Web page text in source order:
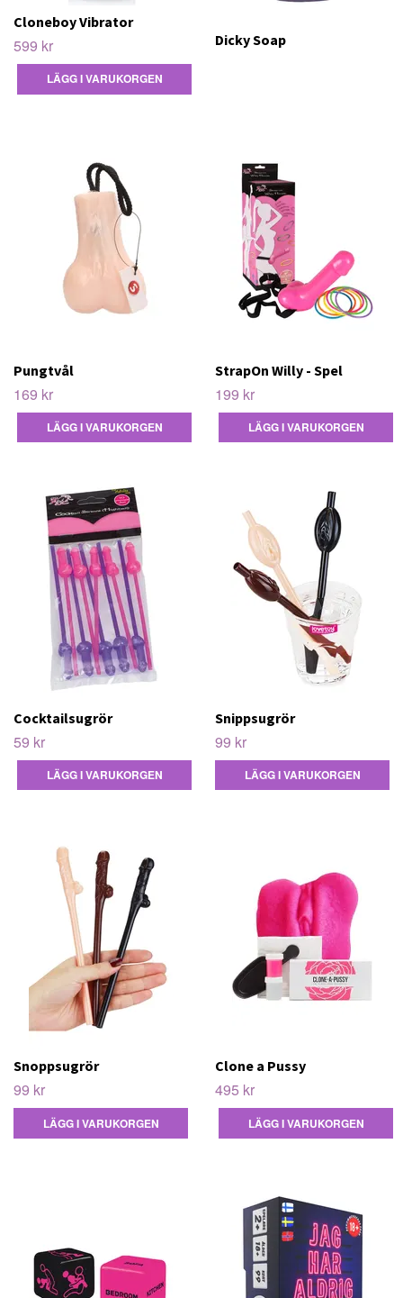
Cloneboy Vibrator
599 kr Dicky Soap
Pungtvål
169 kr
StrapOn Willy - Spel
199 kr
Cocktailsugrör
59 kr
Snippsugrör
99 kr
LÄGG I VARUKORGEN
Snoppsugrör
99 kr
LÄGG I VARUKORGEN
Clone a Pussy
495 kr